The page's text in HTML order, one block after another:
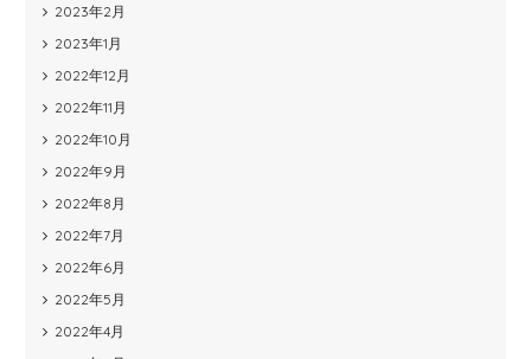
2023年2月
2023年1月
2022年12月
2022年11月
2022年10月
2022年9月
2022年8月
2022年7月
2022年6月
2022年5月
2022年4月